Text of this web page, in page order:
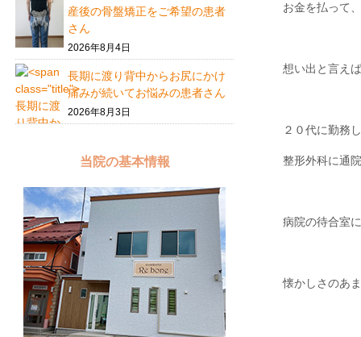
お金を払って
想い出と言え
２０代に勤務
整形外科に通
病院の待合室
懐かしさのあ
産後の骨盤矯正をご希望の患者
さん
2026年8月4日
長期に渡り背中からお尻にかけ
痛みが続いてお悩みの患者さん
2026年8月3日
当院の基本情報